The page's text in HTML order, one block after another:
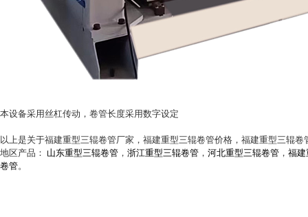
本设备采用丝杠传动，卷管长度采用数字设定
以上是关于福建重型三辊卷管厂家，福建重型三辊卷管价格，福建重型三辊
地区产品： 山东重型三辊卷管 ， 浙江重型三辊卷管 ， 河北重型三辊卷管 ， 福
卷管。